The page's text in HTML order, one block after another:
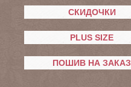
СКИДОЧКИ
PLUS SIZE
ПОШИВ НА ЗАКАЗ